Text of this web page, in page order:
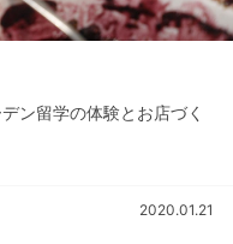
ン留学の体験とお店づく
2020.01.21